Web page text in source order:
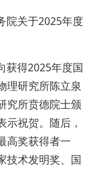
院关于2025年度
获得2025年度国
理研究所陈立泉
究所贲德院士颁
祝贺。随后，
高奖获得者一
技术发明奖、国